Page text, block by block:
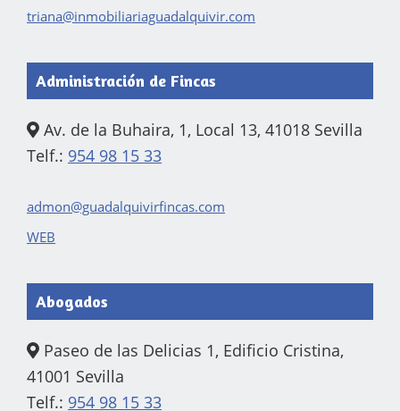
triana@inmobiliariaguadalquivir.com
Administración de Fincas
Av. de la Buhaira, 1, Local 13, 41018 Sevilla
Telf.: 954 98 15 33
admon@guadalquivirfincas.com
WEB
Abogados
Paseo de las Delicias 1, Edificio Cristina,
41001 Sevilla
Telf.: 954 98 15 33